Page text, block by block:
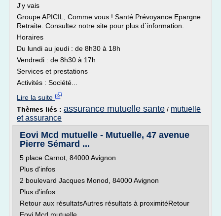
J'y vais
Groupe APICIL, Comme vous ! Santé Prévoyance Epargne
Retraite. Consultez notre site pour plus d`information.
Horaires
Du lundi au jeudi : de 8h30 à 18h
Vendredi : de 8h30 à 17h
Services et prestations
Activités : Société...
Lire la suite
Thèmes liés : assurance mutuelle sante / mutuelle
et assurance
Eovi Mcd mutuelle - Mutuelle, 47 avenue
Pierre Sémard ...
5 place Carnot, 84000 Avignon
Plus d'infos
2 boulevard Jacques Monod, 84000 Avignon
Plus d'infos
Retour aux résultatsAutres résultats à proximitéRetour